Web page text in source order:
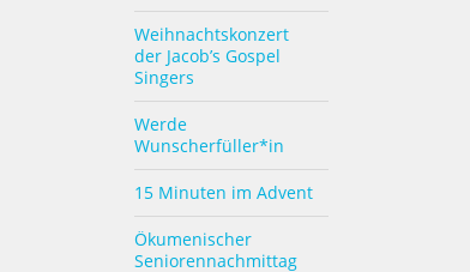
Weihnachtskonzert
der Jacob’s Gospel
Singers
Werde
Wunscherfüller*in
15 Minuten im Advent
Ökumenischer
Seniorennachmittag